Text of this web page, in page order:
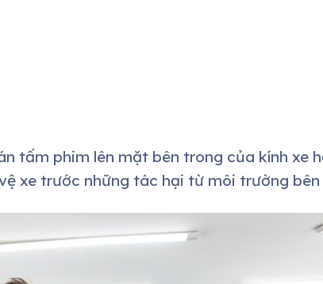
tấm phim lên mặt bên trong của kính xe
xe trước những tác hại từ môi trường